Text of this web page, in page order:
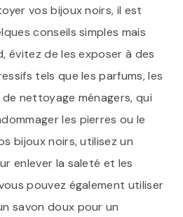
vos bijoux noirs, il est
conseils simples mais
évitez de les exposer à des
tels que les parfums, les
nettoyage ménagers, qui
les pierres ou le
bijoux noirs, utilisez un
enlever la saleté et les
pouvez également utiliser
savon doux pour un